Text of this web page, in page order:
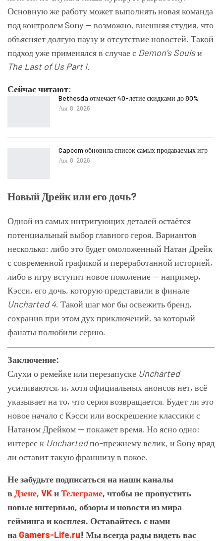
Основную же работу может выполнять новая команда
под контролем Sony — возможно, внешняя студия, что
объясняет долгую паузу и отсутствие новостей. Такой
подход уже применялся в случае с Demon’s Soulsи
The Last of Us Part I.
Сейчас читают:
Bethesda отмечает 40-летие скидками до 80%
Авг 8, 2026
Capcom обновила список самых продаваемых игр
Авг 8, 2026
Новый Дрейк или его дочь?
Одной из самых интригующих деталей остаётся
потенциальный выбор главного героя. Вариантов
несколько: либо это будет омоложенный Натан Дрейк
с современной графикой и переработанной историей,
либо в игру вступит новое поколение — например,
Кэсси, его дочь, которую представили в финале
Uncharted 4. Такой шаг мог бы освежить бренд,
сохранив при этом дух приключений, за который
фанаты полюбили серию.
Заключение:
Слухи о ремейке или перезапуске Uncharted
усиливаются, и, хотя официальных анонсов нет, всё
указывает на то, что серия возвращается. Будет ли это
новое начало с Кэсси или воскрешение классики с
Натаном Дрейком — покажет время. Но ясно одно:
интерес к Unchartedпо-прежнему велик, и Sony вряд
ли оставит такую франшизу в покое.
Не забудьте подписаться на наши каналы
в Дзене, VKиТелеграме, чтобы не пропустить
новые интервью, обзоры и новости из мира
гейминга и косплея. Оставайтесь с нами
на Gamers-Life.ru! Мы всегда рады видеть вас